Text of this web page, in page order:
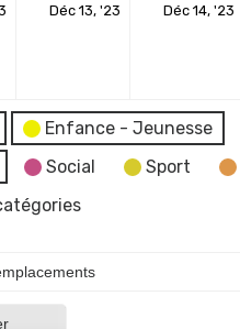
Déc 13, '23 Déc 14, '23
Enfance - Jeunesse
Social Sport